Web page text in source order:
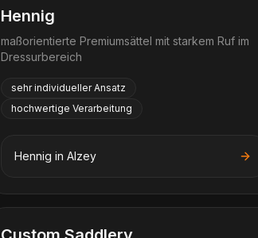
Hennig
maßorientierte Premiumsättel mit starkem Ruf im
Dressurbereich
sehr individueller Ansatz
hochwertige Verarbeitung
Hennig inAlzey